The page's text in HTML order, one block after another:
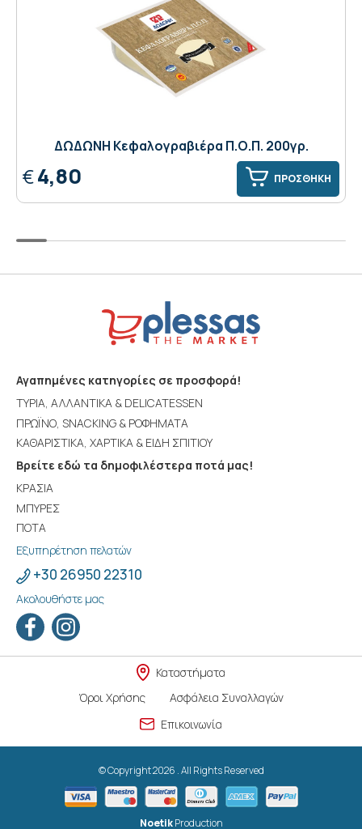
ΔΩΔΩΝΗ Κεφαλογραβιέρα Π.Ο.Π. 200γρ.
€4,80 ΠΡΟΣΘΗΚΗ
Αγαπημένες κατηγορίες σε προσφορά!
ΤΥΡΙΑ, ΑΛΛΑΝΤΙΚΑ & DELICATESSEN
ΠΡΩΪΝΟ, SNACKING & ΡΟΦΗΜΑΤΑ
ΚΑΘΑΡΙΣΤΙΚΑ, ΧΑΡΤΙΚΑ & ΕΙΔΗ ΣΠΙΤΙΟΥ
Βρείτε εδώ τα δημοφιλέστερα ποτά μας!
ΚΡΑΣΙΑ
ΜΠΥΡΕΣ
ΠΟΤΑ
Εξυπηρέτηση πελατών
+30 26950 22310
Ακολουθήστε μας
Καταστήματα
Όροι Χρήσης
Ασφάλεια Συναλλαγών
Επικοινωνία
© Copyright 2026 . All Rights Reserved
Noetik Production